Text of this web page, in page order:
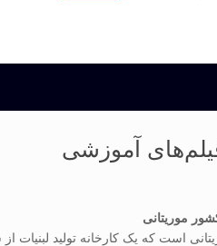
آموزشی
موریتانی
است که یک کارخانه تولید لبنیات